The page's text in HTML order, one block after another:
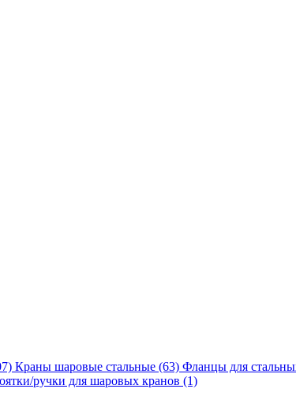
Краны шаровые стальные (63) Фланцы для
ручки для шаровых кранов (1)